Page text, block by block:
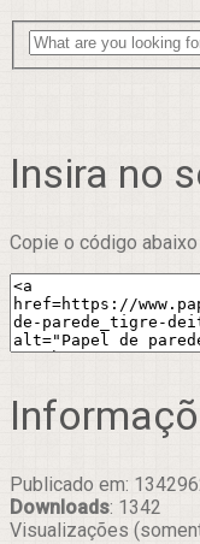
Insira no
Copie o código
Publicado em:
Downloads: 1342
Visualizações